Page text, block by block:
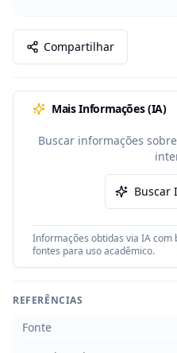
Compartilhar
Mais Informações (IA)
Buscar informações
Buscar
Informações obtidas via IA com
fontes para uso acadêmico.
REFERÊNCIAS
Fonte